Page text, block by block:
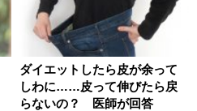
ダイエットしたら皮が余って
しわに……皮って伸びたら戻
らないの？ 医師が回答